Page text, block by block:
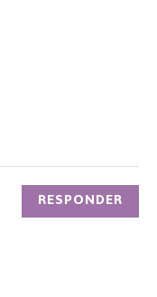
RESPONDER